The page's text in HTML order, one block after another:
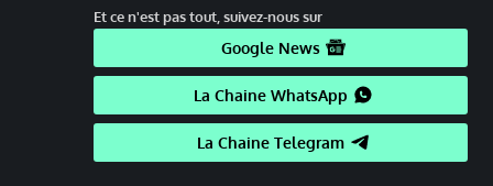
Et ce n'est pas tout, suivez-nous sur
Google News
La Chaine WhatsApp
La Chaine Telegram